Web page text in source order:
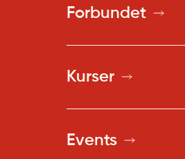
Forbundet
Kurser
Events